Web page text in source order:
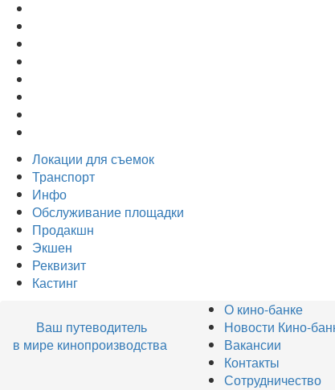
Локации для съемок
Транспорт
Инфо
Обслуживание площадки
Продакшн
Экшен
Реквизит
Кастинг
Ваш путеводитель
в мире кинопроизводства
О кино-банке
Новости Кино-
Вакансии
Контакты
Сотрудничество